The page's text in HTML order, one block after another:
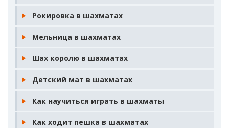
Рокировка в шахматах
Мельница в шахматах
Шах королю в шахматах
Детский мат в шахматах
Как научиться играть в шахматы
Как ходит пешка в шахматах